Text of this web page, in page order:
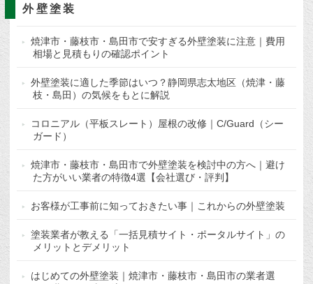
外壁塗装
焼津市・藤枝市・島田市で安すぎる外壁塗装に注意｜費用
相場と見積もりの確認ポイント
外壁塗装に適した季節はいつ？静岡県志太地区（焼津・藤
枝・島田）の気候をもとに解説
コロニアル（平板スレート）屋根の改修｜C/Guard（シー
ガード）
焼津市・藤枝市・島田市で外壁塗装を検討中の方へ｜避け
た方がいい業者の特徴4選【会社選び・評判】
お客様が工事前に知っておきたい事｜これからの外壁塗装
塗装業者が教える「一括見積サイト・ポータルサイト」の
メリットとデメリット
はじめての外壁塗装｜焼津市・藤枝市・島田市の業者選